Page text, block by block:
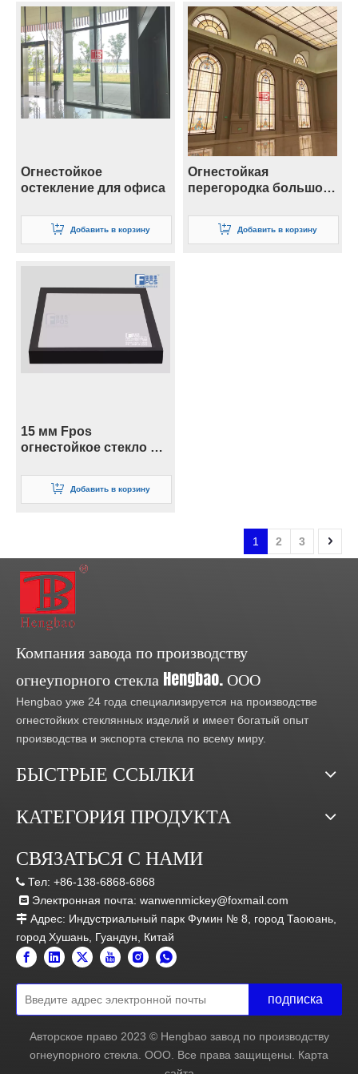
Огнестойкое
остекление для офиса
Добавить в корзину
Огнестойкая
перегородка большого
Добавить в корзину
15 мм Fpos
огнестойкое стекло из
для мансардных окон
и зданийДобавить в корзину
1 2 3
Компания завода по производству
огнеупорного стекла Hengbao. ООО
Hengbao уже 24 года специализируется на производстве
огнестойких стеклянных изделий и имеет богатый опыт
производства и экспорта стекла по всему миру.
БЫСТРЫЕ ССЫЛКИ
КАТЕГОРИЯ ПРОДУКТА
СВЯЗАТЬСЯ С НАМИ
 Тел: +86-138-6868-6868
 Электронная почта: wanwenmickey@foxmail.com
 Адрес: Индустриальный парк Фумин № 8, город Таоюань,
город Хушань, Гуандун, Китай
подписка
Авторское право 2023 © Hengbao завод по производству
огнеупорного стекла. ООО. Все права защищены. Карта